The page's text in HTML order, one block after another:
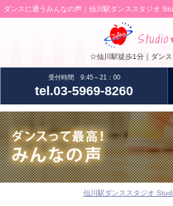
ダンスに通うみんなの声｜仙川駅ダンススタジオ
☆仙川駅徒歩1分｜ダン
受付時間 9:45～21：00
tel.03-5969-8260
仙川駅ダンススタジオ